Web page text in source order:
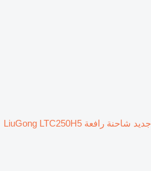
جديد شاحنة رافعة LiuGong LTC250H5